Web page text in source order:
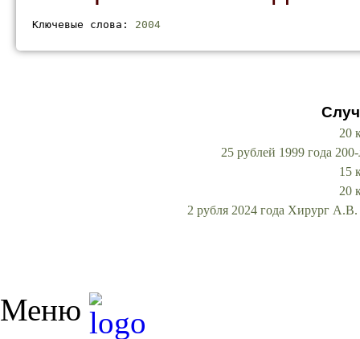
Ключевые слова: 2004
20
25 рублей 1999 года
15
20
2 рубля 2024 года Хирург
Меню